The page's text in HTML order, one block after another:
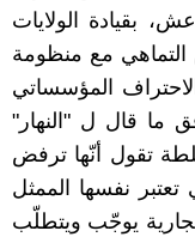
بقيادة الولايات
مع منظومة
المؤسساتي
ما قال ل "النهار"
تقول أنّها ترفض
نفسها الممثل
يوجّب ويتطلّب